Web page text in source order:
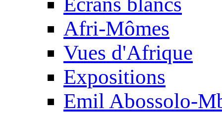
Afri-Mômes
Vues d'Afrique
Expositions
Emil Abossolo-